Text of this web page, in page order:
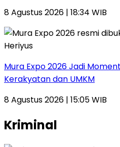
8 Agustus 2026 | 18:34 WIB
Mura Expo 2026 Jadi
Kerakyatan dan UMKM
8 Agustus 2026 | 15:05 WIB
Kriminal